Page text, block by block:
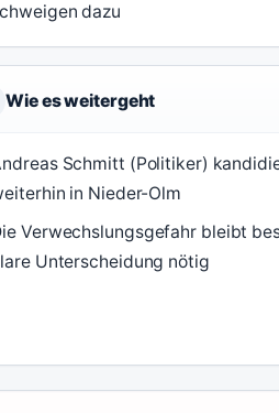
dazu
Wie es weitergeht
Schmitt (Politiker)
in Nieder-Olm
Verwechslungsgefahr bleibt
Unterscheidung nötig